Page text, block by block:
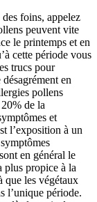
foins, appelez
peuvent vite
le printemps et en
cette période vous
trucs pour
en
pollens
de la
et
l’exposition à un
en général le
plus propice à la
que les végétaux
l’unique période.